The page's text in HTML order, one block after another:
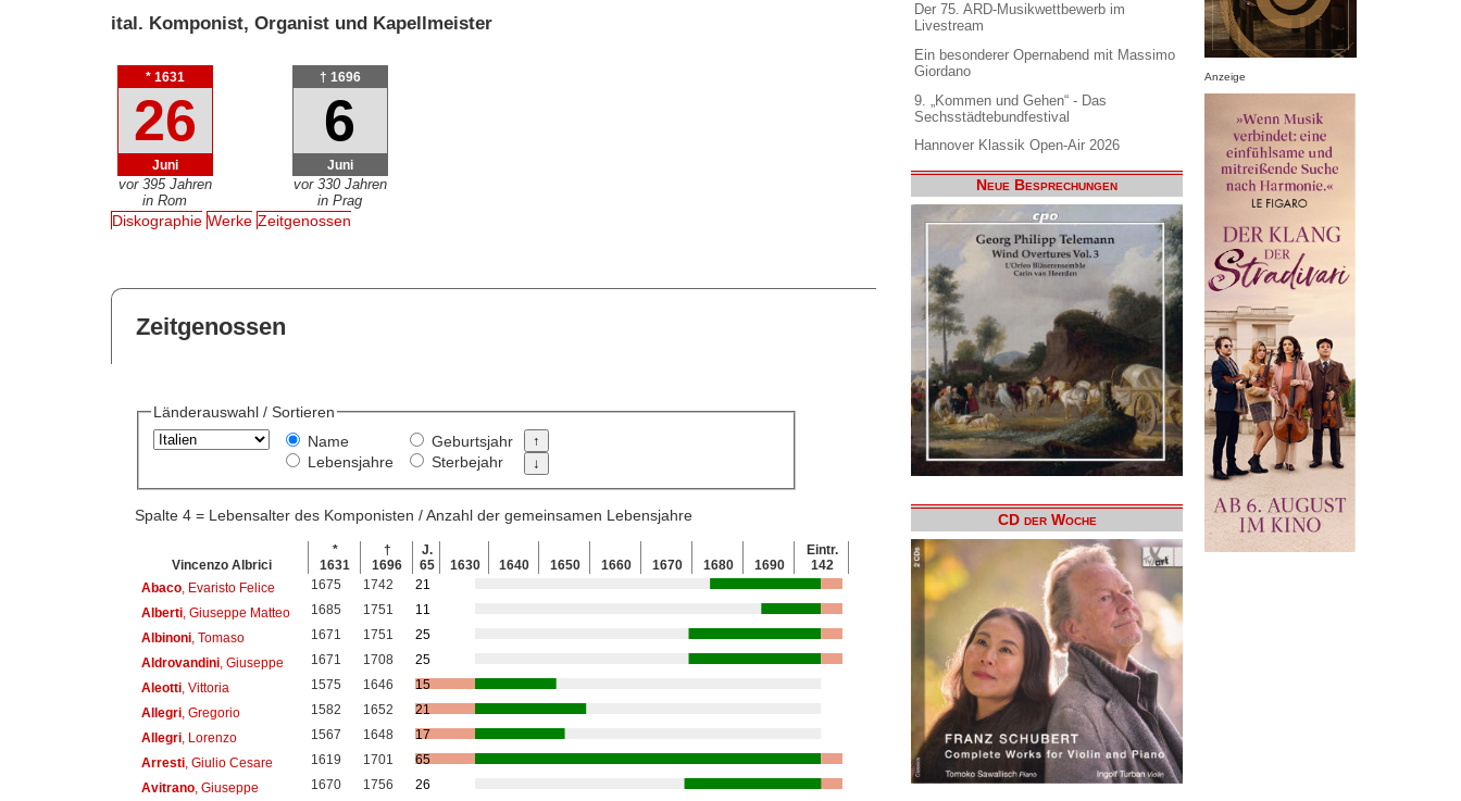
ital. Komponist, Organist und Kapellmeister
* 1631
26
Juni
vor 395 Jahren
in Rom
† 1696
6
Juni
vor 330 Jahren
in Prag
Diskographie Werke Zeitgenossen
Zeitgenossen
Länderauswahl / Sortieren
Name
Lebensjahre
Geburtsjahr
Sterbejahr
Spalte 4 = Lebensalter des Komponisten / Anzahl der gemeinsamen Lebensjahre
Vincenzo Albrici
*
1631
†
1696
J.
65
1630 1640 1650 1660 1670 1680 1690
Eintr.
142
Abaco, Evaristo Felice 1675 1742
21
Alberti, Giuseppe Matteo 1685 1751
11
Albinoni, Tomaso 1671 1751
25
Aldrovandini, Giuseppe 1671 1708
25
Aleotti, Vittoria 1575 1646
15
Allegri, Gregorio 1582 1652
21
Allegri, Lorenzo 1567 1648
17
Arresti, Giulio Cesare 1619 1701
65
Avitrano, Giuseppe 1670 1756
26
Der 75. ARD-Musikwettbewerb im
Livestream
Ein besonderer Opernabend mit Massimo
Giordano
9. „Kommen und Gehen“ - Das
Sechsstädtebundfestival
Hannover Klassik Open-Air 2026
Neue Besprechungen
CD der Woche
Anzeige